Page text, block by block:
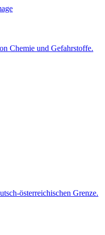
Chemie und Gefahrstoffe.
österreichischen Grenze.